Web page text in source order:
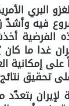
البري
فيه وأشدّ
الفرضية
غدا ما كان
إمكانية
تحقيق
لإيران